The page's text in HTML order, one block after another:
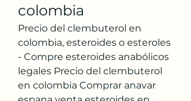
colombia
Precio del clembuterol en
colombia, esteroides o esteroles
- Compre esteroides anabólicos
legales Precio del clembuterol
en colombia Comprar anavar